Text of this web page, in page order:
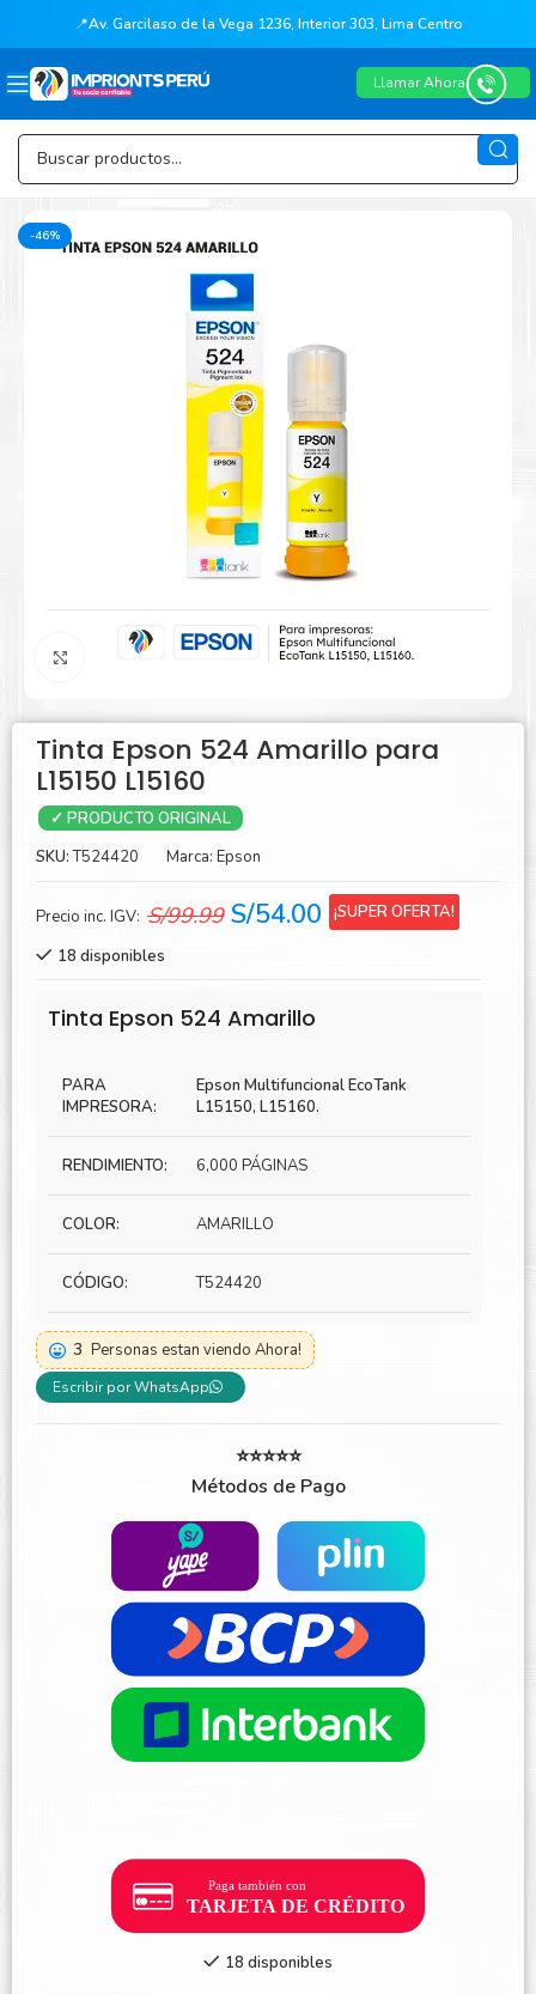
📍Av. Garcilaso de la Vega 1236, Interior 303, Lima Centro
Llamar Ahora
-46%
Agrandar
Tinta Epson 524 Amarillo para
L15150 L15160
✓ PRODUCTO ORIGINAL
SKU:T524420 Marca: Epson
Precio inc. IGV: S/99.99 El
era:
S/99.99.
S/54.00 El
¡SUPER OFERTA!
18 disponibles
Tinta Epson 524 Amarillo
PARA
IMPRESORA:
Epson Multifuncional EcoTank
L15150, L15160.
RENDIMIENTO: 6,000 PÁGINAS
COLOR: AMARILLO
CÓDIGO: T524420
3 Personas estan viendo Ahora!
Escribir por WhatsApp
⭐⭐⭐⭐⭐
Métodos de Pago
18 disponibles